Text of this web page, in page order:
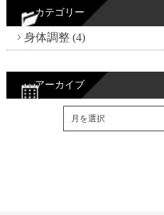
カテゴリー
身体調整 (4)
アーカイブ